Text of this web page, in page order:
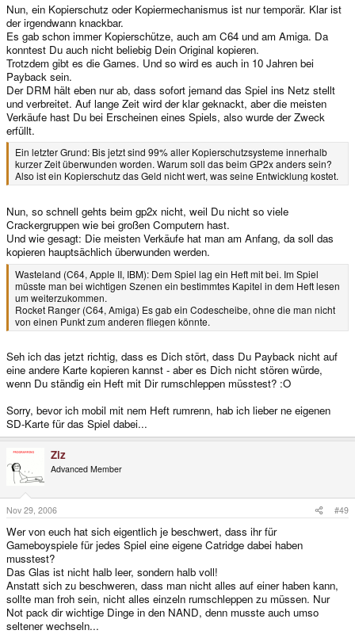
Nun, ein Kopierschutz oder Kopiermechanismus ist nur temporär. Klar ist
der irgendwann knackbar.
Es gab schon immer Kopierschütze, auch am C64 und am Amiga. Da
konntest Du auch nicht beliebig Dein Original kopieren.
Trotzdem gibt es die Games. Und so wird es auch in 10 Jahren bei
Payback sein.
Der DRM hält eben nur ab, dass sofort jemand das Spiel ins Netz stellt
und verbreitet. Auf lange Zeit wird der klar geknackt, aber die meisten
Verkäufe hast Du bei Erscheinen eines Spiels, also wurde der Zweck
erfüllt.
Ein letzter Grund: Bis jetzt sind 99% aller Kopierschutzsysteme innerhalb
kurzer Zeit überwunden worden. Warum soll das beim GP2x anders sein?
Also ist ein Kopierschutz das Geld nicht wert, was seine Entwicklung kostet.
Nun, so schnell gehts beim gp2x nicht, weil Du nicht so viele
Crackergruppen wie bei großen Computern hast.
Und wie gesagt: Die meisten Verkäufe hat man am Anfang, da soll das
kopieren hauptsächlich überwunden werden.
Wasteland (C64, Apple II, IBM): Dem Spiel lag ein Heft mit bei. Im Spiel
müsste man bei wichtigen Szenen ein bestimmtes Kapitel in dem Heft lesen
um weiterzukommen.
Rocket Ranger (C64, Amiga) Es gab ein Codescheibe, ohne die man nicht
von einen Punkt zum anderen fliegen könnte.
Seh ich das jetzt richtig, dass es Dich stört, dass Du Payback nicht auf
eine andere Karte kopieren kannst - aber es Dich nicht stören würde,
wenn Du ständig ein Heft mit Dir rumschleppen müsstest? :O
Sorry, bevor ich mobil mit nem Heft rumrenn, hab ich lieber ne eigenen
SD-Karte für das Spiel dabei...
Ziz
Advanced Member
Nov 29, 2006 #49
Wer von euch hat sich eigentlich je beschwert, dass ihr für
Gameboyspiele für jedes Spiel eine eigene Catridge dabei haben
musstest?
Das Glas ist nicht halb leer, sondern halb voll!
Anstatt sich zu beschweren, dass man nicht alles auf einer haben kann,
sollte man froh sein, nicht alles einzeln rumschleppen zu müssen. Nur
Not pack dir wichtige Dinge in den NAND, denn musste auch umso
seltener wechseln...